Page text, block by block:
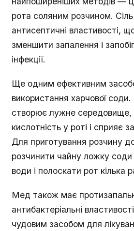
рота соляним розчином.
антисептичні властивості,
зменшити запалення і
інфекції.
Ще одним ефективним
використання харчової
створює лужне середовище,
кислотність у роті і сприяє
Для приготування розчину
розчинити чайну ложку соди
води і полоскати рот кілька
Мед також має
антибактеріальні
чудовим засобом для